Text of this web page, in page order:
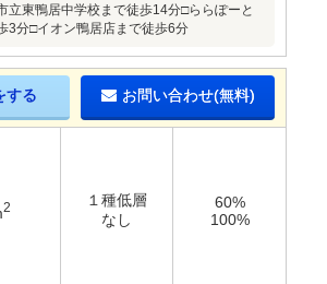
東鴨居中学校まで徒歩14分□ららぽーと
3分□イオン鴨居店まで徒歩6分
する お問い合わせ(無料)
2
１種低層
なし
60%
100%